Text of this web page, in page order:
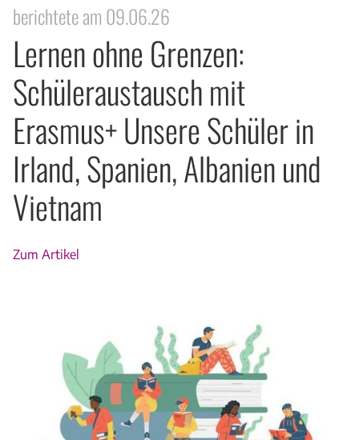
berichtete am 09.06.26
Lernen ohne Grenzen:
Schüleraustausch mit
Erasmus+ Unsere Schüler in
Irland, Spanien, Albanien und
Vietnam
Zum Artikel